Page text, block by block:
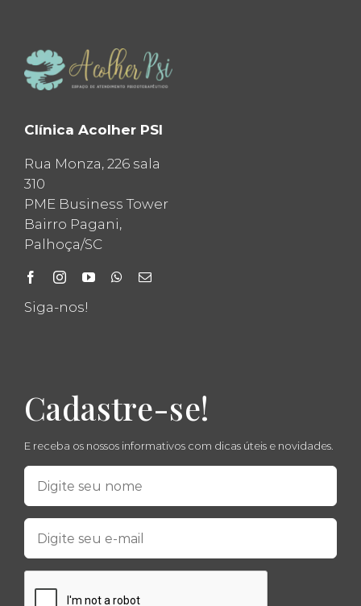
Clínica Acolher PSI
Rua Monza, 226 sala
310
PME Business Tower
Bairro Pagani,
Palhoça/SC
Siga-nos!
Cadastre-se!
E receba os nossos informativos com dicas úteis e novidades.